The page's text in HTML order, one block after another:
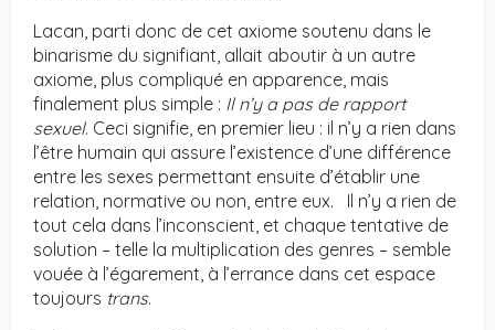
Lacan, parti donc de cet axiome soutenu dans le
binarisme du signifiant, allait aboutir à un autre
axiome, plus compliqué en apparence, mais
finalement plus simple : Il n’y a pas de rapport
sexuel. Ceci signifie, en premier lieu : il n’y a rien dans
l’être humain qui assure l’existence d’une différence
entre les sexes permettant ensuite d’établir une
relation, normative ou non, entre eux. Il n’y a rien de
tout cela dans l’inconscient, et chaque tentative de
solution – telle la multiplication des genres – semble
vouée à l’égarement, à l’errance dans cet espace
toujours trans.